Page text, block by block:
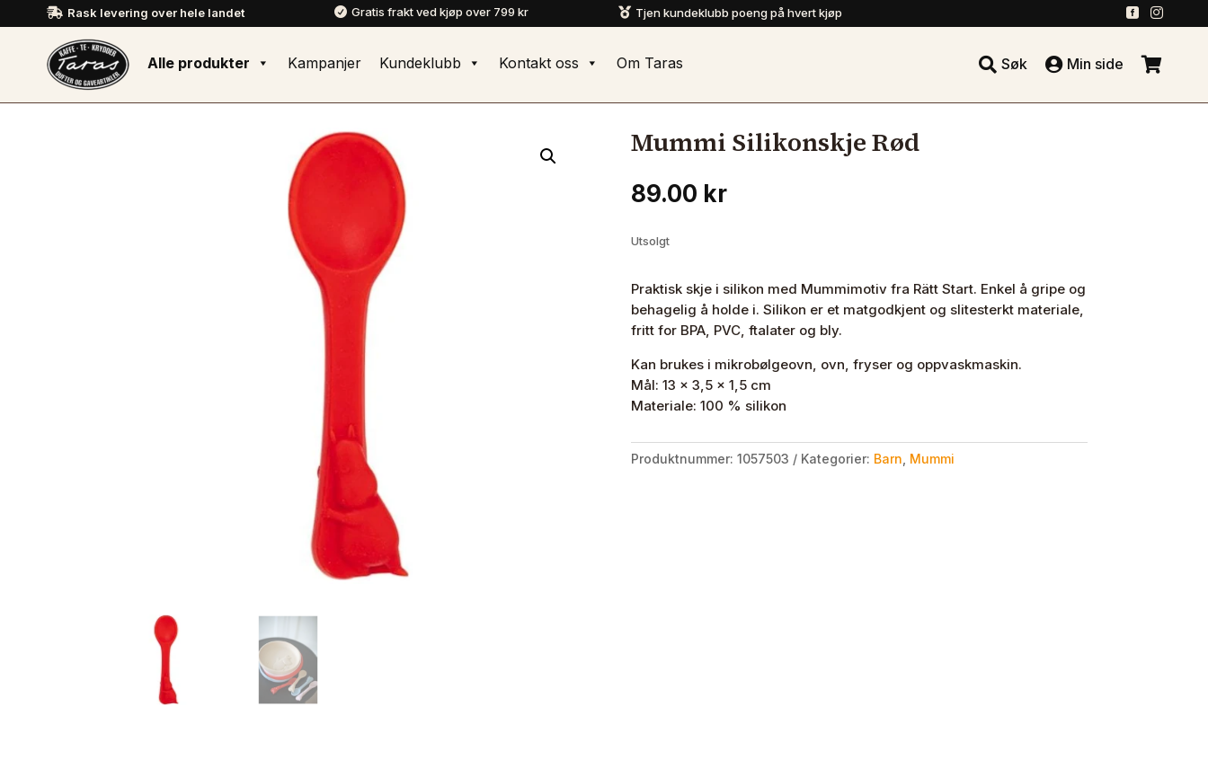
 Rask levering over hele landet  Gratis frakt ved kjøp over 799 kr  Tjen kundeklubb poeng på hvert kjøp  
Alle produkter Kampanjer Kundeklubb Kontakt oss Om Taras  Søk  Min side 
Mummi Silikonskje Rød
89.00 kr
Utsolgt
Praktisk skje i silikon med Mummimotiv fra Rätt Start. Enkel å gripe og
behagelig å holde i. Silikon er et matgodkjent og slitesterkt materiale,
fritt for BPA, PVC, ftalater og bly.
Kan brukes i mikrobølgeovn, ovn, fryser og oppvaskmaskin.
Mål: 13 x 3,5 x 1,5 cm
Materiale: 100 % silikon
Produktnummer: 1057503 Kategorier: Barn Mummi